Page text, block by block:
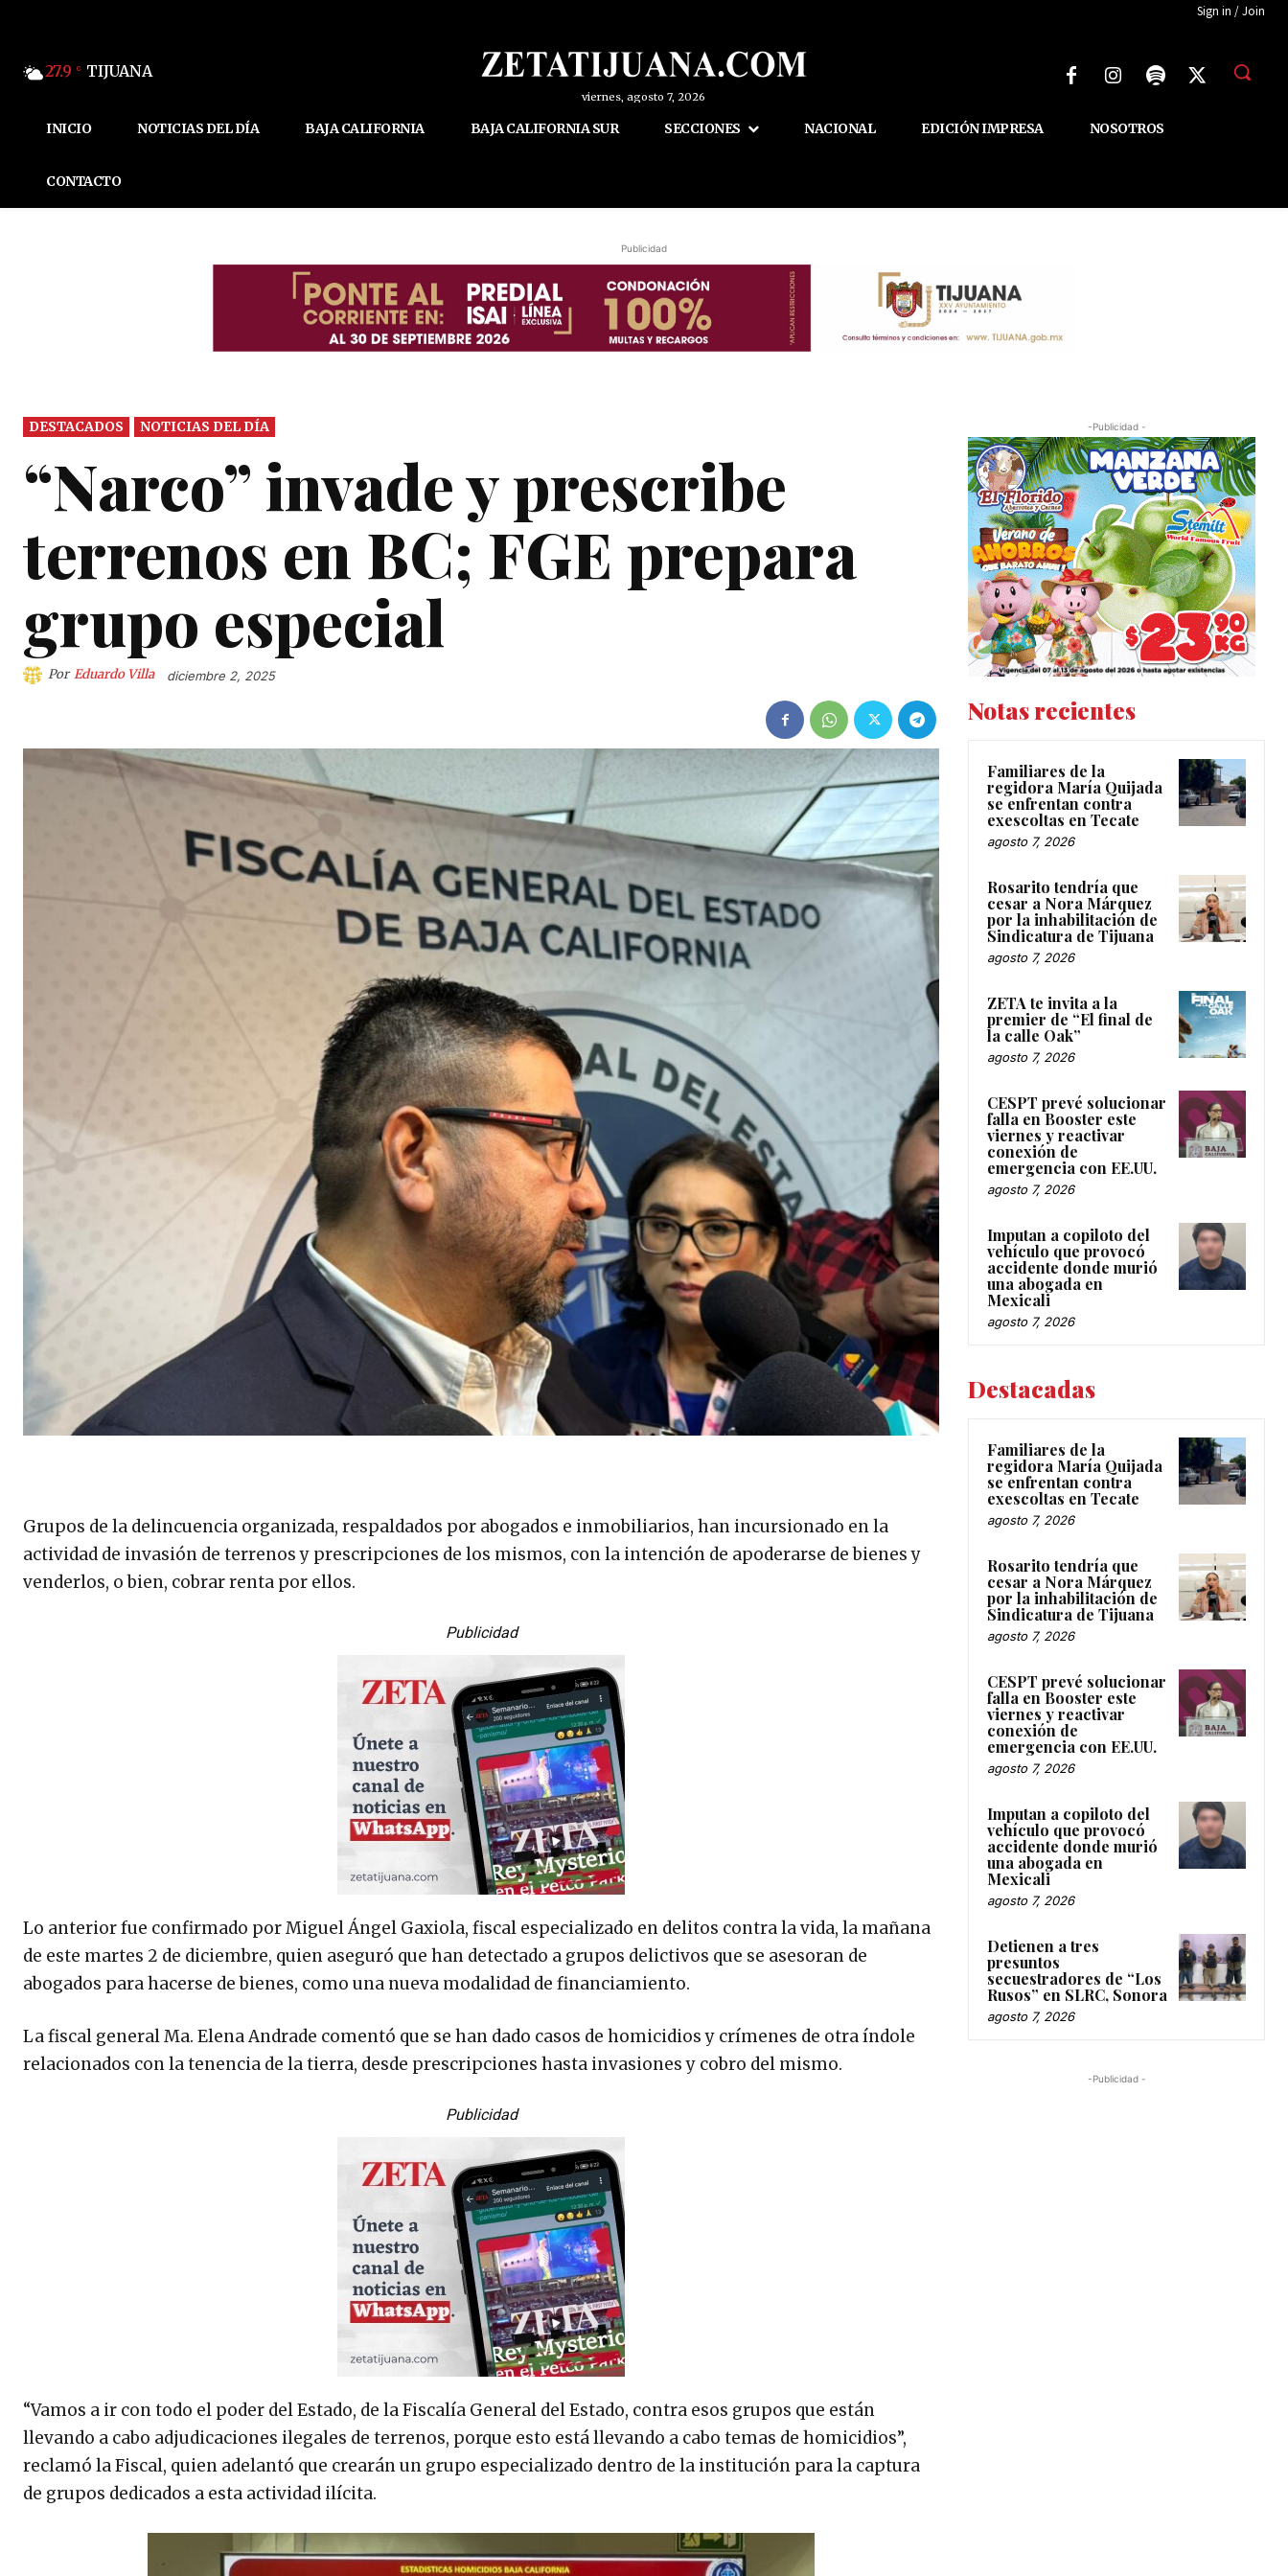
Sign in / Join
27.9 C TIJUANA
viernes, agosto 7, 2026
INICIO NOTICIAS DEL DÍA BAJA CALIFORNIA BAJA CALIFORNIA SUR SECCIONES NACIONAL EDICIÓN IMPRESA NOSOTROS
CONTACTO
Publicidad
DESTACADOS NOTICIAS DEL DÍA
“Narco” invade y prescribe
terrenos en BC; FGE prepara
grupo especial
Por Eduardo Villa diciembre 2, 2025
Grupos de la delincuencia organizada, respaldados por abogados e inmobiliarios, han incursionado en la
actividad de invasión de terrenos y prescripciones de los mismos, con la intención de apoderarse de bienes y
venderlos, o bien, cobrar renta por ellos.
Publicidad
Lo anterior fue confirmado por Miguel Ángel Gaxiola, fiscal especializado en delitos contra la vida, la mañana
de este martes 2 de diciembre, quien aseguró que han detectado a grupos delictivos que se asesoran de
abogados para hacerse de bienes, como una nueva modalidad de financiamiento.
La fiscal general Ma. Elena Andrade comentó que se han dado casos de homicidios y crímenes de otra índole
relacionados con la tenencia de la tierra, desde prescripciones hasta invasiones y cobro del mismo.
Publicidad
“Vamos a ir con todo el poder del Estado, de la Fiscalía General del Estado, contra esos grupos que están
llevando a cabo adjudicaciones ilegales de terrenos, porque esto está llevando a cabo temas de homicidios”,
reclamó la Fiscal, quien adelantó que crearán un grupo especializado dentro de la institución para la captura
de grupos dedicados a esta actividad ilícita.
-Publicidad -
Notas recientes
Familiares de la
regidora María Quijada
se enfrentan contra
exescoltas en Tecate
agosto 7, 2026
Rosarito tendría que
cesar a Nora Márquez
por la inhabilitación de
Sindicatura de Tijuana
agosto 7, 2026
ZETA te invita a la
premier de “El final de
la calle Oak”
agosto 7, 2026
CESPT prevé solucionar
falla en Booster este
viernes y reactivar
conexión de
emergencia con EE.UU.
agosto 7, 2026
Imputan a copiloto del
vehículo que provocó
accidente donde murió
una abogada en
Mexicali
agosto 7, 2026
Destacadas
Familiares de la
regidora María Quijada
se enfrentan contra
exescoltas en Tecate
agosto 7, 2026
Rosarito tendría que
cesar a Nora Márquez
por la inhabilitación de
Sindicatura de Tijuana
agosto 7, 2026
CESPT prevé solucionar
falla en Booster este
viernes y reactivar
conexión de
emergencia con EE.UU.
agosto 7, 2026
Imputan a copiloto del
vehículo que provocó
accidente donde murió
una abogada en
Mexicali
agosto 7, 2026
Detienen a tres
presuntos
secuestradores de “Los
Rusos” en SLRC, Sonora
agosto 7, 2026
-Publicidad -